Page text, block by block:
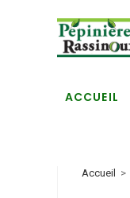
ACCUEIL
Accueil >